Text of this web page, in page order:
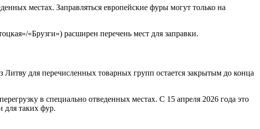
местах. Заправляться европейские фуры могут только на
«Брузги») расширен перечень мест для заправки.
для перечисленных товарных групп остается закрытым до конца
в специально отведенных местах. С 15 апреля 2026 года это
для таких фур.